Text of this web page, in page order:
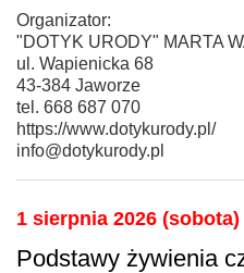
Organizator:
"DOTYK URODY" MARTA
ul. Wapienicka 68
43-384 Jaworze
tel. 668 687 070
https://www.dotykurody.pl/
info@dotykurody.pl
1 sierpnia 2026 (sobota)
Podstawy żywienia